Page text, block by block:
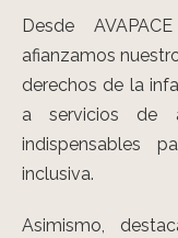
Desde
afianzamos
derechos de la
a servicios de
indispensables
inclusiva.
Asimismo,